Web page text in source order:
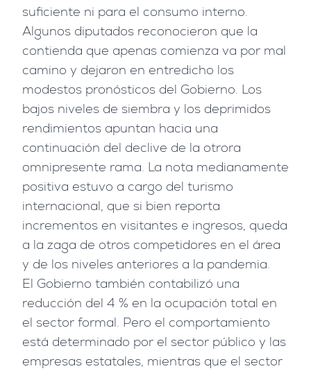
suficiente ni para el consumo interno.
Algunos diputados reconocieron que la
contienda que apenas comienza va por mal
camino y dejaron en entredicho los
modestos pronósticos del Gobierno. Los
bajos niveles de siembra y los deprimidos
rendimientos apuntan hacia una
continuación del declive de la otrora
omnipresente rama. La nota medianamente
positiva estuvo a cargo del turismo
internacional, que si bien reporta
incrementos en visitantes e ingresos, queda
a la zaga de otros competidores en el área
y de los niveles anteriores a la pandemia.
El Gobierno también contabilizó una
reducción del 4 % en la ocupación total en
el sector formal. Pero el comportamiento
está determinado por el sector público y las
empresas estatales, mientras que el sector